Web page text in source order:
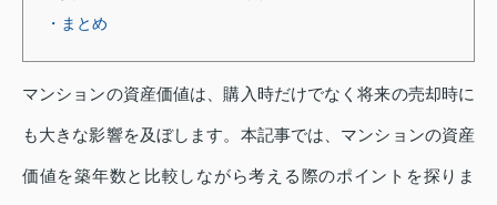
・まとめ
マンションの資産価値は、購入時だけでなく将来の売却時に
も大きな影響を及ぼします。本記事では、マンションの資産
価値を築年数と比較しながら考える際のポイントを探りま